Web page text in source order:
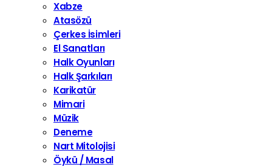
Xabze
Atasözü
Çerkes İsimleri
El Sanatları
Halk Oyunları
Halk Şarkıları
Karikatür
Mimari
Müzik
Deneme
Nart Mitolojisi
Öykü / Masal